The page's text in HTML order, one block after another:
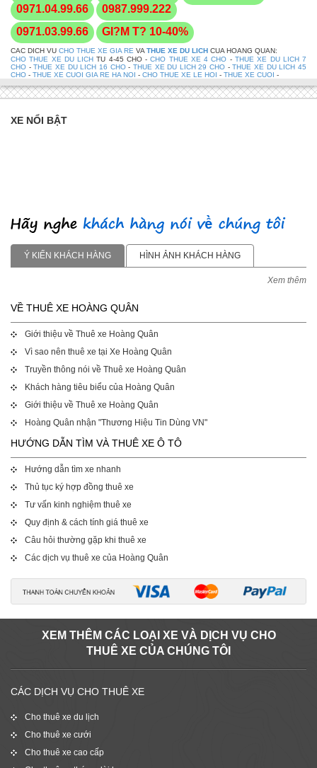
0971.04.99.66
0987.999.222
0971.03.99.66
GI?M T? 10-40%
CAC DICH VU CHO THUE XE GIA RE VA THUE XE DU LICH CUA HOANG QUAN:
CHO THUE XE DU LICH TU 4-45 CHO -CHO THUE XE 4 CHO - THUE XE DU LICH 7
CHO -THUE XE DU LICH 16 CHO- THUE XE DU LICH 29 CHO -THUE XE DU LICH 45
CHO - THUE XE CUOI GIA RE HA NOI - CHO THUE XE LE HOI - THUE XE CUOI -
XE NỔI BẬT
Ý KIẾN KHÁCH HÀNG HÌNH ẢNH KHÁCH HÀNG
Xem thêm
VỀ THUÊ XE HOÀNG QUÂN
Giới thiệu về Thuê xe Hoàng Quân
Vì sao nên thuê xe tại Xe Hoàng Quân
Truyền thông nói về Thuê xe Hoàng Quân
Khách hàng tiêu biểu của Hoàng Quân
Giới thiệu về Thuê xe Hoàng Quân
Hoàng Quân nhận "Thương Hiệu Tin Dùng VN"
HƯỚNG DẪN TÌM VÀ THUÊ XE Ô TÔ
Hướng dẫn tìm xe nhanh
Thủ tục ký hợp đồng thuê xe
Tư vấn kinh nghiệm thuê xe
Quy định & cách tính giá thuê xe
Câu hỏi thường gặp khi thuê xe
Các dịch vụ thuê xe của Hoàng Quân
XEM THÊM CÁC LOẠI XE VÀ DỊCH VỤ CHO
THUÊ XE CỦA CHÚNG TÔI
CÁC DỊCH VỤ CHO THUÊ XE
Cho thuê xe du lịch
Cho thuê xe cưới
Cho thuê xe cao cấp